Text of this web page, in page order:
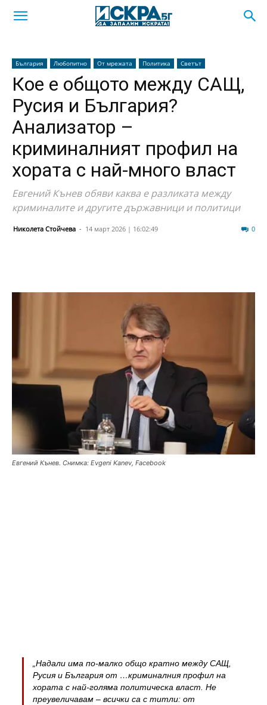
България Любопитно От мрежата Политика Светът
Кое е общото между САЩ,
Русия и България?
Анализатор –
криминалният профил на
хората с най-много власт
Евгений Кънев обяви каква е разликата между
криминалите и другите държавници и политици
Николета Стойчева - 14 март 2026 | 16:02:49 0
Евгений Кънев. Снимка: Evgeni Kanev, Facebook
„Надали има по-малко общо кратно между САЩ,
Русия и България от …криминалния профил на
хората с най-голяма политическа власт. Не
преувеличавам – всички са с титли: от